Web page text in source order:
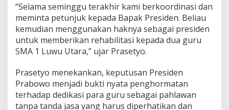
“Selama seminggu terakhir kami berkoordinasi dan
meminta petunjuk kepada Bapak Presiden. Beliau
kemudian menggunakan haknya sebagai presiden
untuk memberikan rehabilitasi kepada dua guru
SMA 1 Luwu Utara,” ujar Prasetyo.
Prasetyo menekankan, keputusan Presiden
Prabowo menjadi bukti nyata penghormatan
terhadap dedikasi para guru sebagai pahlawan
tanpa tanda jasa yang harus diperhatikan dan